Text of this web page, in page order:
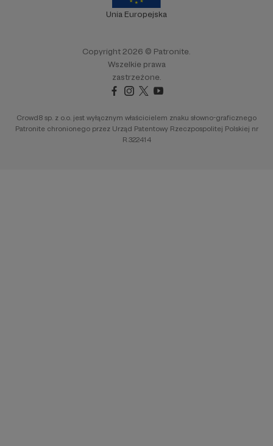
Unia Europejska
Copyright 2026 © Patronite.
Wszelkie prawa
zastrzeżone.
Crowd8 sp. z o.o. jest wyłącznym właścicielem znaku słowno-graficznego
Patronite chronionego przez Urząd Patentowy Rzeczpospolitej Polskiej nr
R.322414